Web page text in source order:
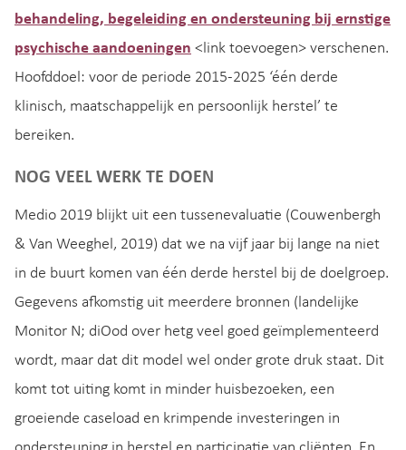
behandeling, begeleiding en ondersteuning bij ernstige
psychische aandoeningen <link toevoegen> verschenen.
Hoofddoel: voor de periode 2015-2025 ‘één derde
klinisch, maatschappelijk en persoonlijk herstel’ te
bereiken.
NOG VEEL WERK TE DOEN
Medio 2019 blijkt uit een tussenevaluatie (Couwenbergh
& Van Weeghel, 2019) dat we na vijf jaar bij lange na niet
in de buurt komen van één derde herstel bij de doelgroep.
Gegevens afkomstig uit meerdere bronnen (landelijke
Monitor N; diOod over hetg veel goed geïmplementeerd
wordt, maar dat dit model wel onder grote druk staat. Dit
komt tot uiting komt in minder huisbezoeken, een
groeiende caseload en krimpende investeringen in